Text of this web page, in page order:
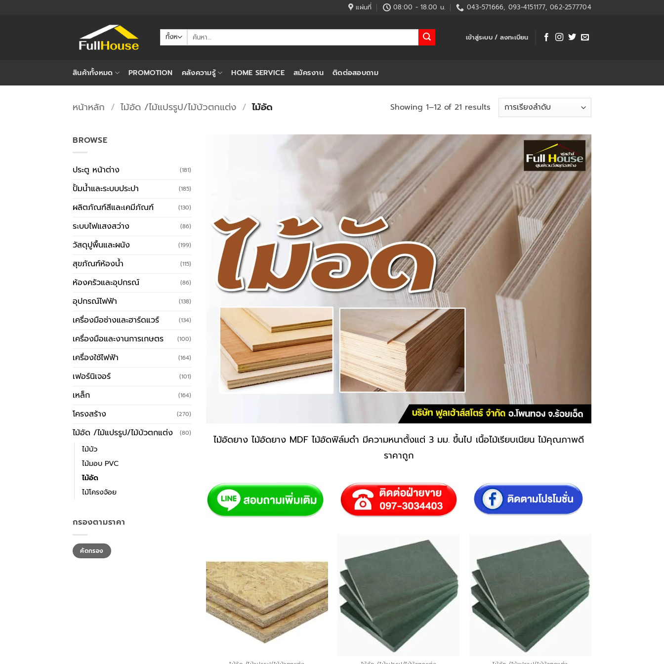
แผ่นที่ 08:00 - 18.00 น. 043-571666, 093-4151177, 062-2577704
ค้นหา: เข้าสู่ระบบ / ลงทะเบียน
สินค้าทั้งหมด PROMOTION คลังความรู้ HOME SERVICE สมัครงาน ติดต่อสอบถาม
หน้าหลัก / ไม้อัด /ไม้แปรรูป/ไม้บัวตกแต่ง / ไม้อัด Showing 1–12 of 21 results
BROWSE
ประตู หน้าต่าง (181)
ปั้มน้ำและระบบประปา (185)
ผลิตภัณฑ์สีและเคมีภัณฑ์ (130)
ระบบไฟแสงสว่าง (86)
วัสดุปูพื้นและผนัง (199)
สุขภัณฑ์ห้องน้ำ (115)
ห้องครัวและอุปกรณ์ (86)
อุปกรณ์ไฟฟ้า (138)
เครื่องมือช่างและฮาร์ดแวร์ (134)
เครื่องมือและงานการเกษตร (100)
เครื่องใช้ไฟฟ้า (164)
เฟอร์นิเจอร์ (101)
เหล็ก (164)
โครงสร้าง (270)
ไม้อัด /ไม้แปรรูป/ไม้บัวตกแต่ง (80)
ไม้บัว
ไม้มอบ PVC
ไม้อัด
ไม้โครงจ้อย
กรองตามราคา
ราคา
ต่ำ
สุด
ราคา
สูงสุดคัดกรอง
ไม้อัดยาง ไม้อัดยาง MDF ไม้อัดฟิล์มดำ มีความหนาตั้งแต่ 3 มม. ขึ้นไป เนื้อไม้เรียบเนียน ไม้คุณภาพดี
ราคาถูก